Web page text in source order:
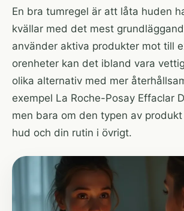
En bra tumregel är att låta huden
kvällar med det mest
använder aktiva produkter mot till
orenheter kan det ibland vara
olika alternativ med mer
exempel La Roche-Posay Effaclar
men bara om den typen av
hud och din rutin i övrigt.